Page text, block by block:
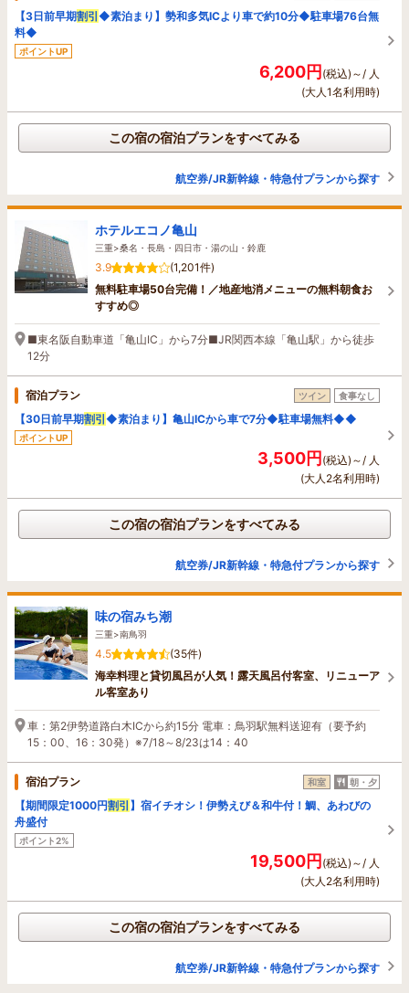
【3日前早期割引◆素泊まり】勢和多気ICより車で約10分◆駐車場76台無
料◆
ポイントUP
6,200円(税込)～/ 人
(大人1名利用時)
この宿の宿泊プランをすべてみる
航空券/JR新幹線・特急付プランから探す
ホテルエコノ亀山
三重>桑名・長島・四日市・湯の山・鈴鹿
3.9
(1,201件)
無料駐車場50台完備！／地産地消メニューの無料朝食お
すすめ◎
■東名阪自動車道「亀山IC」から7分■JR関西本線「亀山駅」から徒歩
12分
宿泊プラン ツイン 食事なし
【30日前早期割引◆素泊まり】亀山ICから車で7分◆駐車場無料◆◆
ポイントUP
3,500円(税込)～/ 人
(大人2名利用時)
この宿の宿泊プランをすべてみる
航空券/JR新幹線・特急付プランから探す
味の宿みち潮
三重>南鳥羽
4.5
(35件)
海幸料理と貸切風呂が人気！露天風呂付客室、リニューア
ル客室あり
車：第2伊勢道路白木ICから約15分 電車：鳥羽駅無料送迎有（要予約
15：00、16：30発）※7/18～8/23は14：40
宿泊プラン 和室 朝・夕
【期間限定1000円割引 】宿イチオシ！伊勢えび＆和牛付！鯛、あわびの
舟盛付
ポイント2%
19,500円(税込)～/ 人
(大人2名利用時)
この宿の宿泊プランをすべてみる
航空券/JR新幹線・特急付プランから探す